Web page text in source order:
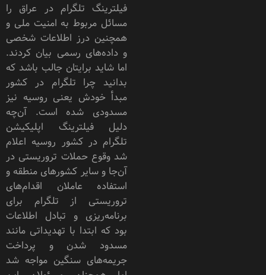
فیلترینگ تلگرام در عراق را
مسائل مربوط به امنیت ملی و
همچنین درز اطلاعات شخصی
و داده‌های رسمی بیان کردند.
اما شاید برایتان جالب باشد که
بدانید چرا تلگرام در کشور
مبدأ خودش یعنی روسیه نیز
مسدودی شده است. آن‌چه
دلیل فیلترینگ اپلیکیشن
تلگرام در کشور روسیه اعلام
شد وقوع حملات تروریستی در
آن‌جا و سایر کشورهای منطقه و
استفاده عاملان اقدام‌های
تروریستی از تلگرام برای
برنامه‌ریزی و تبادل اطلاعات
بود که ابتدا با تهدیداتی مانند
مسدود شدن و پرداخت
جریمه‌های سنگین مواجه شد